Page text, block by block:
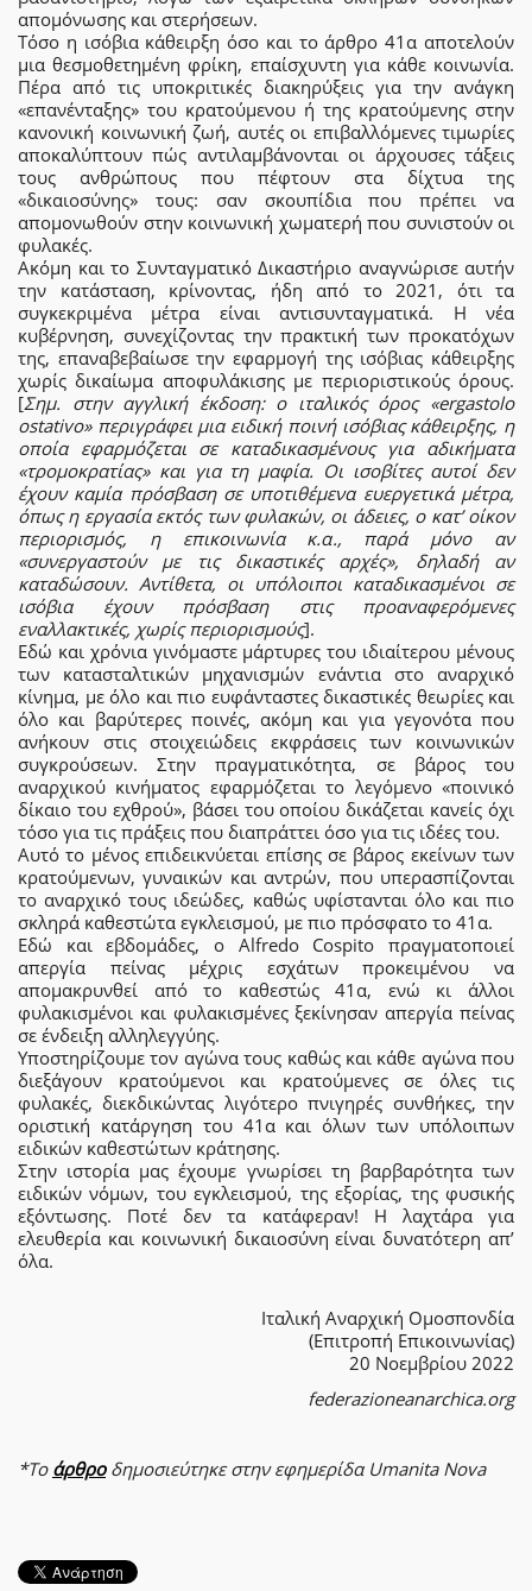
απομόνωσης και στερήσεων.
Τόσο η ισόβια κάθειρξη όσο και το άρθρο 41α αποτελούν
μια θεσμοθετημένη φρίκη, επαίσχυντη για κάθε κοινωνία.
Πέρα από τις υποκριτικές διακηρύξεις για την ανάγκη
«επανένταξης» του κρατούμενου ή της κρατούμενης στην
κανονική κοινωνική ζωή, αυτές οι επιβαλλόμενες τιμωρίες
αποκαλύπτουν πώς αντιλαμβάνονται οι άρχουσες τάξεις
τους ανθρώπους που πέφτουν στα δίχτυα της
«δικαιοσύνης» τους: σαν σκουπίδια που πρέπει να
απομονωθούν στην κοινωνική χωματερή που συνιστούν οι
φυλακές.
Ακόμη και το Συνταγματικό Δικαστήριο αναγνώρισε αυτήν
την κατάσταση, κρίνοντας, ήδη από το 2021, ότι τα
συγκεκριμένα μέτρα είναι αντισυνταγματικά. Η νέα
κυβέρνηση, συνεχίζοντας την πρακτική των προκατόχων
της, επαναβεβαίωσε την εφαρμογή της ισόβιας κάθειρξης
χωρίς δικαίωμα αποφυλάκισης με περιοριστικούς όρους.
[Σημ. στην αγγλική έκδοση: ο ιταλικός όρος «ergastolo
ostativo» περιγράφει μια ειδική ποινή ισόβιας κάθειρξης, η
οποία εφαρμόζεται σε καταδικασμένους για αδικήματα
«τρομοκρατίας» και για τη μαφία. Οι ισοβίτες αυτοί δεν
έχουν καμία πρόσβαση σε υποτιθέμενα ευεργετικά μέτρα,
όπως η εργασία εκτός των φυλακών, οι άδειες, ο κατ’ οίκον
περιορισμός, η επικοινωνία κ.α., παρά μόνο αν
«συνεργαστούν με τις δικαστικές αρχές», δηλαδή αν
καταδώσουν. Αντίθετα, οι υπόλοιποι καταδικασμένοι σε
ισόβια έχουν πρόσβαση στις προαναφερόμενες
εναλλακτικές, χωρίς περιορισμούς].
Εδώ και χρόνια γινόμαστε μάρτυρες του ιδιαίτερου μένους
των κατασταλτικών μηχανισμών ενάντια στο αναρχικό
κίνημα, με όλο και πιο ευφάνταστες δικαστικές θεωρίες και
όλο και βαρύτερες ποινές, ακόμη και για γεγονότα που
ανήκουν στις στοιχειώδεις εκφράσεις των κοινωνικών
συγκρούσεων. Στην πραγματικότητα, σε βάρος του
αναρχικού κινήματος εφαρμόζεται το λεγόμενο «ποινικό
δίκαιο του εχθρού», βάσει του οποίου δικάζεται κανείς όχι
τόσο για τις πράξεις που διαπράττει όσο για τις ιδέες του.
Αυτό το μένος επιδεικνύεται επίσης σε βάρος εκείνων των
κρατούμενων, γυναικών και αντρών, που υπερασπίζονται
το αναρχικό τους ιδεώδες, καθώς υφίστανται όλο και πιο
σκληρά καθεστώτα εγκλεισμού, με πιο πρόσφατο το 41α.
Εδώ και εβδομάδες, ο Alfredo Cospito πραγματοποιεί
απεργία πείνας μέχρις εσχάτων προκειμένου να
απομακρυνθεί από το καθεστώς 41α, ενώ κι άλλοι
φυλακισμένοι και φυλακισμένες ξεκίνησαν απεργία πείνας
σε ένδειξη αλληλεγγύης.
Υποστηρίζουμε τον αγώνα τους καθώς και κάθε αγώνα που
διεξάγουν κρατούμενοι και κρατούμενες σε όλες τις
φυλακές, διεκδικώντας λιγότερο πνιγηρές συνθήκες, την
οριστική κατάργηση του 41α και όλων των υπόλοιπων
ειδικών καθεστώτων κράτησης.
Στην ιστορία μας έχουμε γνωρίσει τη βαρβαρότητα των
ειδικών νόμων, του εγκλεισμού, της εξορίας, της φυσικής
εξόντωσης. Ποτέ δεν τα κατάφεραν! Η λαχτάρα για
ελευθερία και κοινωνική δικαιοσύνη είναι δυνατότερη απ’
όλα.
Ιταλική Αναρχική Ομοσπονδία
(Επιτροπή Επικοινωνίας)
20 Νοεμβρίου 2022
federazioneanarchica.org
*Το άρθροδημοσιεύτηκε στην εφημερίδα Umanita Nova